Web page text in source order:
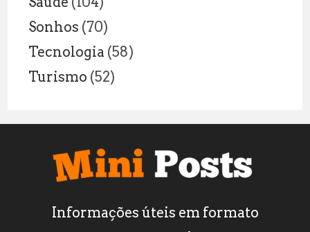
Sonhos (70)
Tecnologia (58)
Turismo (52)
Informações úteis em formato